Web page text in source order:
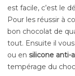
est facile, c’est le
Pour les réussir à
bon chocolat de
tout. Ensuite il
ou en silicone anti-
tempérage du